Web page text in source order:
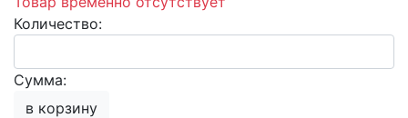
Количество:
Сумма:
в корзину